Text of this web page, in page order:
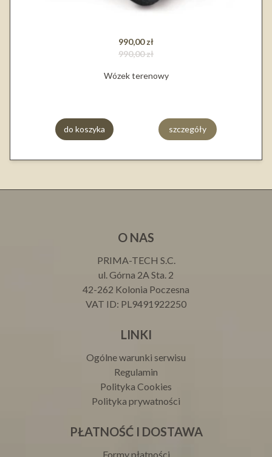
990,00 zł
990,00 zł
Wózek terenowy
do koszyka szczegóły
O NAS
PRIMA-TECH S.C.
ul. Górna 2A Sta. 2
42-262 Kolonia Poczesna
VAT ID: PL9491922250
LINKI
Ogólne warunki serwisu
Regulamin
Polityka Cookies
Polityka prywatności
PŁATNOŚĆ I DOSTAWA
Formy płatności